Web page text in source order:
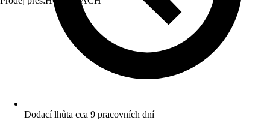
Dodací lhůta cca 9 pracovních dní